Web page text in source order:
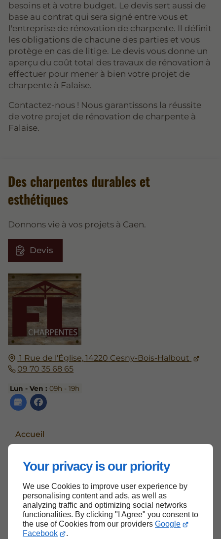
Your privacy is our priority
We use Cookies to improve user experience by
personalising content and ads, as well as
analyzing traffic and optimizing social networks
functionalities. By clicking "I Agree" you consent to
the use of Cookies from our providers Google
Facebook
.
besoins et à votre budget. Le devis sert aussi de
base au contrat qui sera signé entre vous et
l'entreprise de rénovation de charpente. Il définit
les obligations de chacune des parties et vous
protège en cas de litige. Le devis vous donne un
aperçu du coût total des travaux de rénovation à
effectuer pour mener à bien votre projet de
charpente à Falaise.
Contactez-nous ! Nous garantissons la réussite
de votre projet de rénovation de charpente à
Falaise.
1 Rue de l'Église, 14220 Cesny-Bois-Halbout
09 70 35 68 65
Lun - Ven : 09h - 19h
Accueil
Mentions légales
Plan du site
Des charpentes durables et
esthétiques
Donnons vie à vos projets à Caen.
Devis
Haut de page